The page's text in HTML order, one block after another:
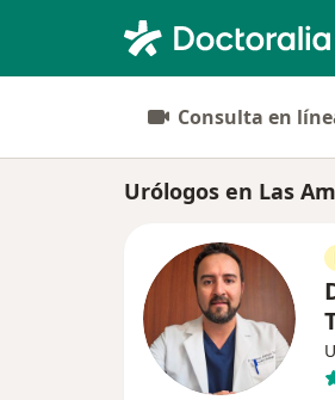
Consulta en
Urólogos en Las